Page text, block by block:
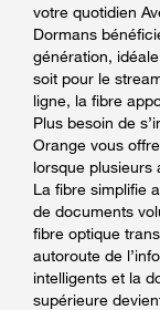
votre quotidien
Dormans
génération,
soit pour le
ligne, la fibre
Plus besoin de
Orange vous
lorsque plusieurs
La fibre simplifie
de documents
fibre optique
autoroute de
intelligents et la
supérieure